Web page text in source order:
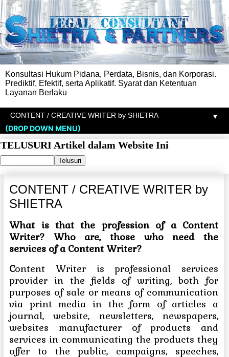
Konsultasi Hukum Pidana, Perdata, Bisnis, dan Korporasi.
Prediktif, Efektif, serta Aplikatif. Syarat dan Ketentuan
Layanan Berlaku
▼
(DROP DOWN MENU)
TELUSURI Artikel dalam Website Ini
CONTENT / CREATIVE WRITER by
SHIETRA
What is that the profession of a Content
Writer? Who are, those who need the
services of a Content Writer?
Content Writer is professional services
provider in the fields of writing, both for
purposes of sale or means of communication
via print media in the form of articles a
journal, website, newsletters, newspapers,
websites manufacturer of products and
services in communicating the products they
offer to the public, campaigns, speeches,